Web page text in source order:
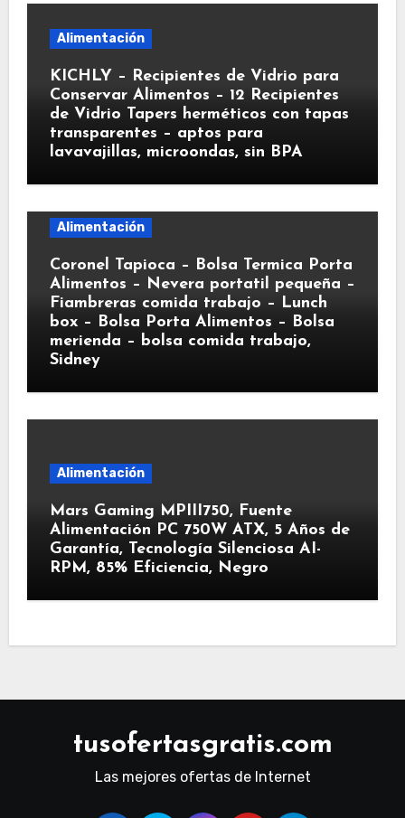
Alimentación
KICHLY – Recipientes de Vidrio para
Conservar Alimentos – 12 Recipientes
de Vidrio Tapers herméticos con tapas
transparentes – aptos para
lavavajillas, microondas, sin BPA
Alimentación
Coronel Tapioca – Bolsa Termica Porta
Alimentos – Nevera portatil pequeña –
Fiambreras comida trabajo – Lunch
box – Bolsa Porta Alimentos – Bolsa
merienda – bolsa comida trabajo,
Sidney
Alimentación
Mars Gaming MPIII750, Fuente
Alimentación PC 750W ATX, 5 Años de
Garantía, Tecnología Silenciosa AI-
RPM, 85% Eficiencia, Negro
tusofertasgratis.com
Las mejores ofertas de Internet